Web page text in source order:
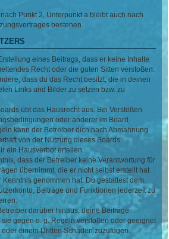
Punkt 2, Unterpunkt a bleibt auch nach
bestehen.
eines Beitrags, dass er keine Inhalte
Recht oder die guten Sitten verstoßen.
dass du das Recht besitzt, die in deinen
Links und Bilder zu setzen bzw. zu
übt das Hausrecht aus. Bei Verstößen
oder anderer im Board
kann der Betreiber dich nach Abmahnung
von der Nutzung dieses Boards
ein Hausverbot erteilen.
dass der Betreiber keine Verantwortung für
übernimmt, die er nicht selbst erstellt hat
Kenntnis genommen hat. Du gestattest dem
Beiträge und Funktionen jederzeit zu
darüber hinaus, deine Beiträge
gegen o. g. Regeln verstoßen oder geeignet
einem Dritten Schaden zuzufügen.